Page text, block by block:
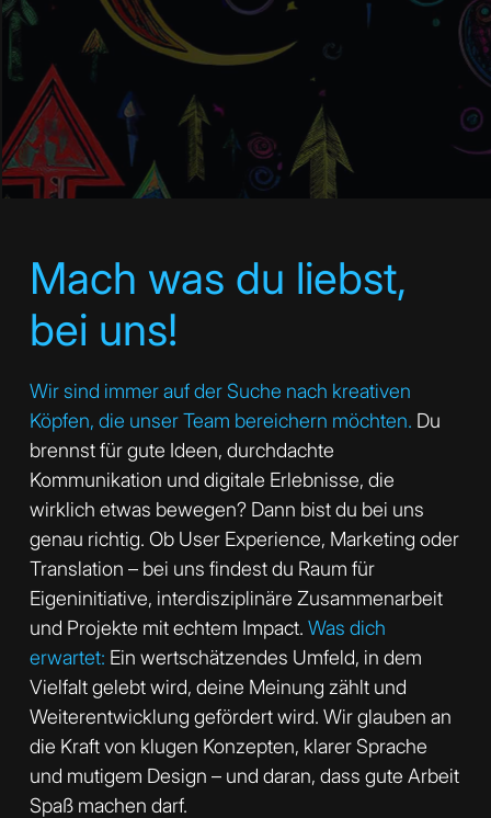
Mach was du liebst,
bei uns!
Wir sind immer auf der Suche nach kreativen
Köpfen, die unser Team bereichern möchten. Du
brennst für gute Ideen, durchdachte
Kommunikation und digitale Erlebnisse, die
wirklich etwas bewegen? Dann bist du bei uns
genau richtig. Ob User Experience, Marketing oder
Translation – bei uns findest du Raum für
Eigeninitiative, interdisziplinäre Zusammenarbeit
und Projekte mit echtem Impact. Was dich
erwartet: Ein wertschätzendes Umfeld, in dem
Vielfalt gelebt wird, deine Meinung zählt und
Weiterentwicklung gefördert wird. Wir glauben an
die Kraft von klugen Konzepten, klarer Sprache
und mutigem Design – und daran, dass gute Arbeit
Spaß machen darf.